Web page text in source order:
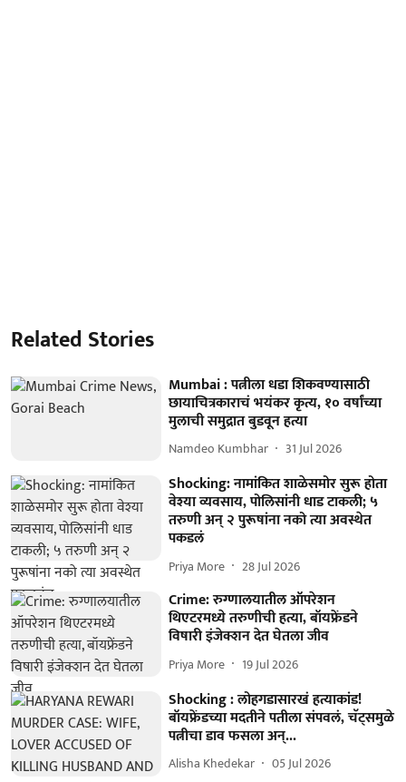
Related Stories
Mumbai : पत्नीला धडा शिकवण्यासाठी
छायाचित्रकाराचं भयंकर कृत्य, १० वर्षांच्या
मुलाची समुद्रात बुडवून हत्या
Namdeo Kumbhar 31 Jul 2026
Shocking: नामांकित शाळेसमोर सुरू होता
वेश्या व्यवसाय, पोलिसांनी धाड टाकली; ५
तरुणी अन् २ पुरूषांना नको त्या अवस्थेत
पकडलं
Priya More 28 Jul 2026
Crime: रुग्णालयातील ऑपरेशन
थिएटरमध्ये तरुणीची हत्या, बॉयफ्रेंडने
विषारी इंजेक्शन देत घेतला जीव
Priya More 19 Jul 2026
Shocking : लोहगडासारखं हत्याकांड!
बॉयफ्रेंडच्या मदतीने पतीला संपवलं, चॅट्समुळे
पत्नीचा डाव फसला अन्...
Alisha Khedekar 05 Jul 2026